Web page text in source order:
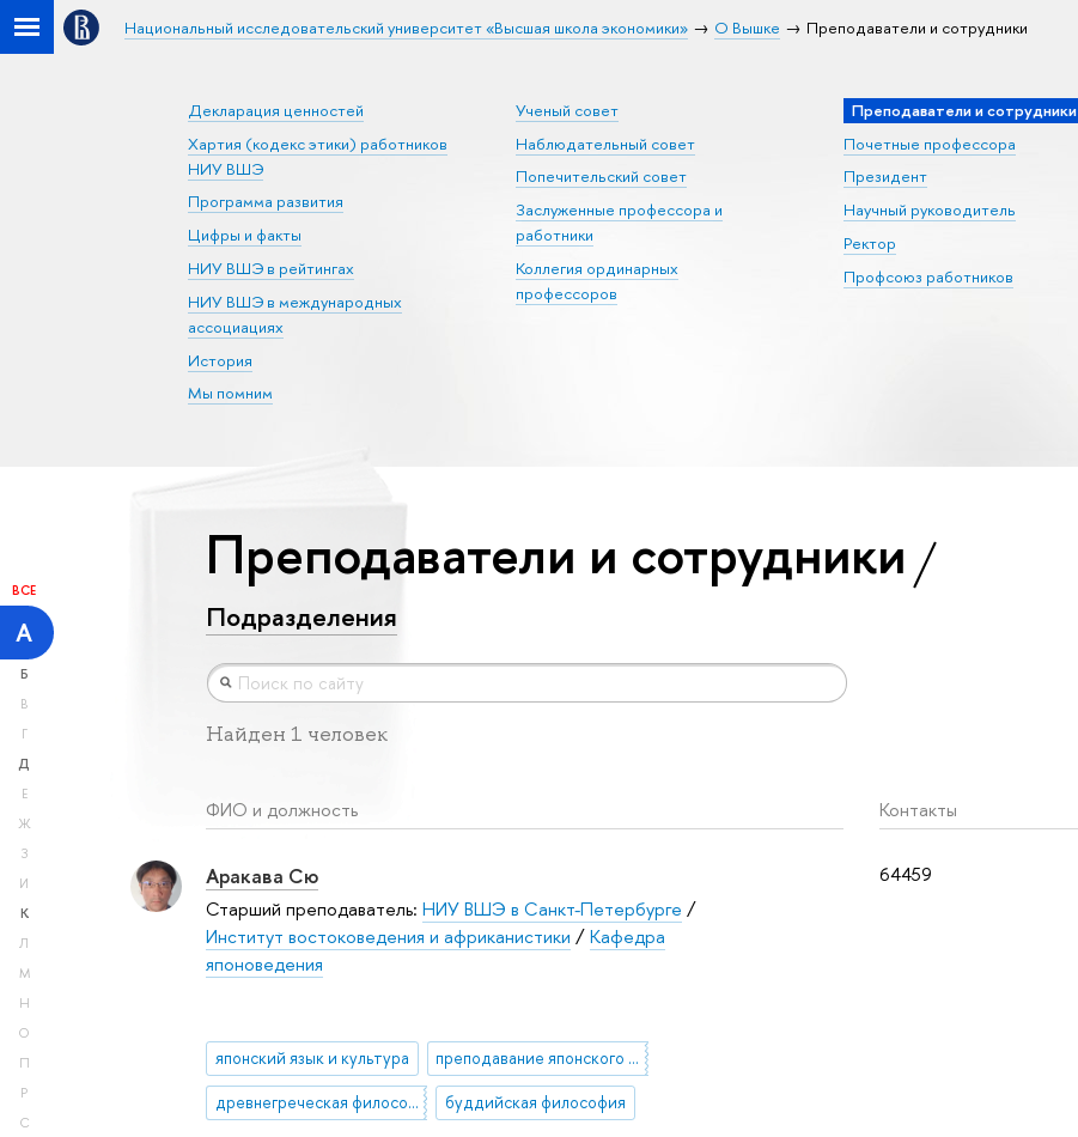
Национальный исследовательский университет «Высшая школа экономики» О Вышке Преподаватели и сотрудники
Декларация ценностей
Хартия (кодекс этики) работников
НИУ ВШЭ
Программа развития
Цифры и факты
НИУ ВШЭ в рейтингах
НИУ ВШЭ в международных
ассоциациях
История
Мы помним
Ученый совет
Наблюдательный совет
Попечительский совет
Заслуженные профессора и
работники
Коллегия ординарных
профессоров
Преподаватели и сотрудники
Почетные профессора
Президент
Научный руководитель
Ректор
Профсоюз работников
ВСЕ
А
Б
В
Г
Д
Е
Ж
З
И
К
Л
М
Н
О
П
Р
С
Преподаватели и сотрудники
Подразделения
Найден 1 человек
ФИО и должность Контакты
64459
Аракава Сю
Старший преподаватель: НИУ ВШЭ в Санкт-Петербурге /
Институт востоковедения и африканистики /Кафедра
японоведения
японский язык и культура преподавание японского языка
древнегреческая философия буддийская философия